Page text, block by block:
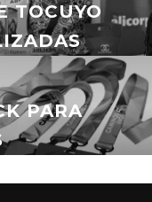
TOCUYO
PARA